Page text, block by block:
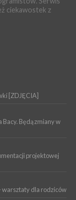
32-letniego
dni radosnej
ciekawostek z
[ZDJĘCIA]
Będą zmiany w
projektowej
warsztaty dla rodziców